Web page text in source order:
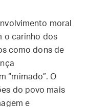
moral
o carinho dos
como dons de
“mimado”. O
do povo mais
e